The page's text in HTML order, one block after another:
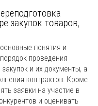
закупок товаров,
понятия и
проведения
и их документы, а
контрактов. Кроме
заявки на участие в
и оценивать